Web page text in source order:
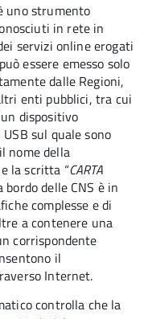
uno strumento
in rete in
servizi online erogati
essere emesso solo
dalle Regioni,
enti pubblici, tra cui
dispositivo
sul quale sono
nome della
la scritta “CARTA
bordo delle CNS è in
complesse e di
a contenere una
corrispondente
il
Internet.
controlla che la